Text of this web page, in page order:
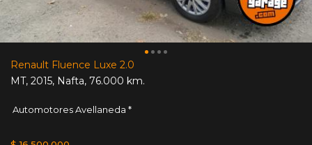
Renault Fluence Luxe 2.0
MT, 2015, Nafta, 76.000 km.
Automotores Avellaneda *